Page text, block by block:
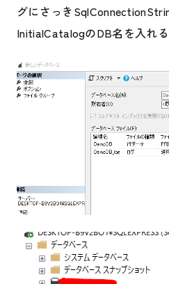
グにさっき
InitialCatalogのDB名を入れる